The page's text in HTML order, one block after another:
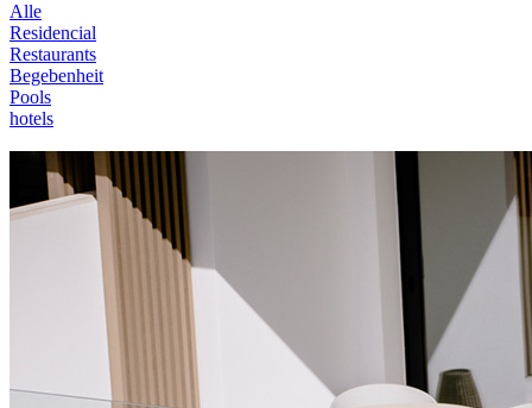
Alle
Residencial
Restaurants
Begebenheit
Pools
hotels